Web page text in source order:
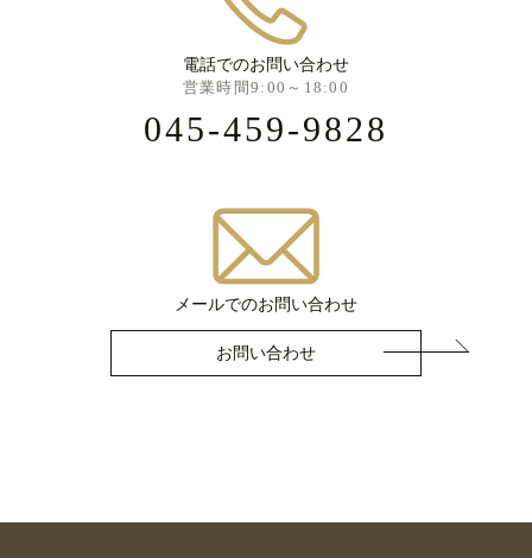
電話でのお問い合わせ
営業時間9:00～18:00
045-459-9828
メールでのお問い合わせ
お問い合わせ